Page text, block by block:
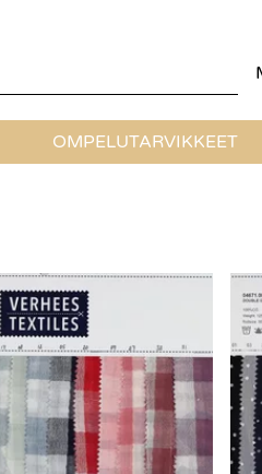
OMPELUTARVIKKEET